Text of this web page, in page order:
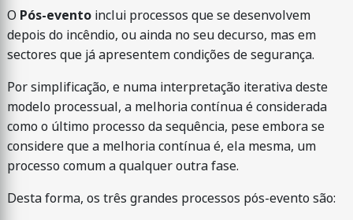
O Pós-evento inclui processos que se desenvolvem
depois do incêndio, ou ainda no seu decurso, mas em
sectores que já apresentem condições de segurança.
Por simplificação, e numa interpretação iterativa deste
modelo processual, a melhoria contínua é considerada
como o último processo da sequência, pese embora se
considere que a melhoria contínua é, ela mesma, um
processo comum a qualquer outra fase.
Desta forma, os três grandes processos pós-evento são: